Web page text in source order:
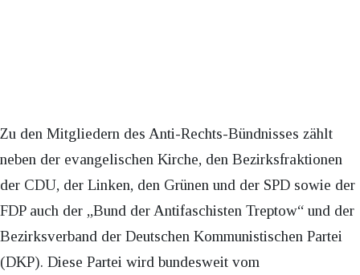
Zu den Mitgliedern des Anti-Rechts-Bündnisses zählt
neben der evangelischen Kirche, den Bezirksfraktionen
der CDU, der Linken, den Grünen und der SPD sowie der
FDP auch der „Bund der Antifaschisten Treptow“ und der
Bezirksverband der Deutschen Kommunistischen Partei
(DKP). Diese Partei wird bundesweit vom